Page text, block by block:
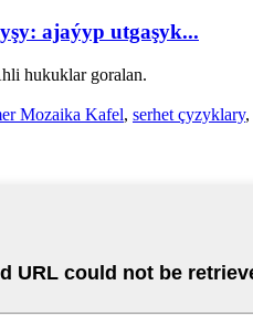
ajaýyp utgaşyk...
hukuklar goralan.
Mozaika Kafel, serhet çyzyklary,